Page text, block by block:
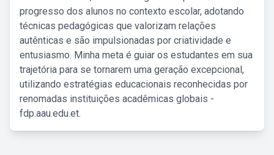
progresso dos alunos no contexto escolar, adotando
técnicas pedagógicas que valorizam relações
autênticas e são impulsionadas por criatividade e
entusiasmo. Minha meta é guiar os estudantes em sua
trajetória para se tornarem uma geração excepcional,
utilizando estratégias educacionais reconhecidas por
renomadas instituições acadêmicas globais -
fdp.aau.edu.et.